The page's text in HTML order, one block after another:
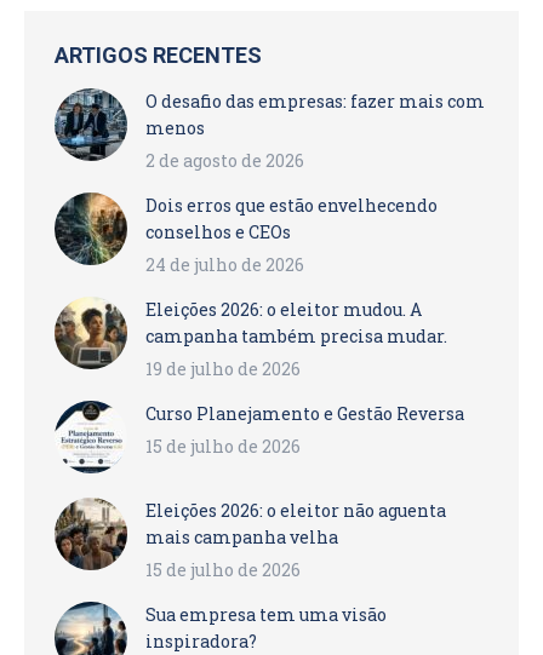
ARTIGOS RECENTES
O desafio das empresas: fazer mais com
menos
2 de agosto de 2026
Dois erros que estão envelhecendo
conselhos e CEOs
24 de julho de 2026
Eleições 2026: o eleitor mudou. A
campanha também precisa mudar.
19 de julho de 2026
Curso Planejamento e Gestão Reversa
15 de julho de 2026
Eleições 2026: o eleitor não aguenta
mais campanha velha
15 de julho de 2026
Sua empresa tem uma visão
inspiradora?